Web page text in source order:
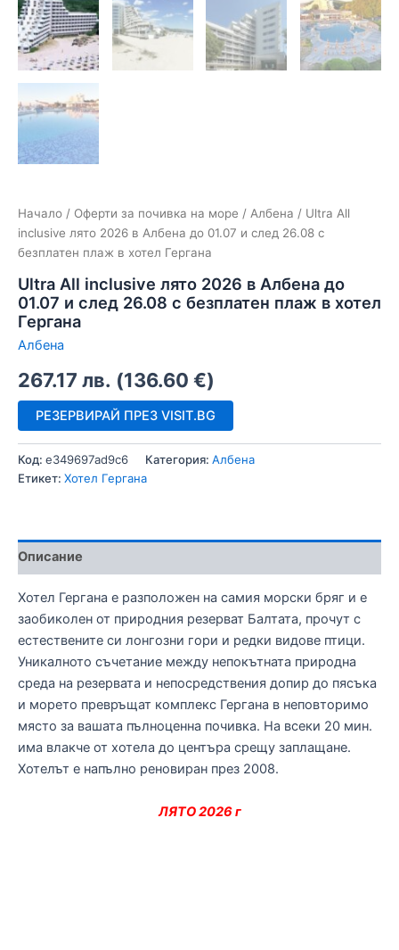
Начало / Оферти за почивка на море / Албена / Ultra Аll
inclusive лято 2026 в Албена до 01.07 и след 26.08 с
безплатен плаж в хотел Гергана
Ultra Аll inclusive лято 2026 в Албена до
01.07 и след 26.08 с безплатен плаж в хотел
Гергана
Албена
267.17 лв. (136.60 €)
РЕЗЕРВИРАЙ ПРЕЗ VISIT.BG
Код: e349697ad9c6 Категория: Албена
Етикет: Хотел Гергана
Описание
Хотел Гергана е разположен на самия морски бряг и е
заобиколен от природния резерват Балтата, прочут с
естествените си лонгозни гори и редки видове птици.
Уникалното съчетание между непокътната природна
среда на резервата и непосредствения допир до пясъка
и морето превръщат комплекс Гергана в неповторимо
място за вашата пълноценна почивка. На всеки 20 мин.
има влакче от хотела до центъра срещу заплащане.
Хотелът е напълно реновиран през 2008.
ЛЯТО 2026 г